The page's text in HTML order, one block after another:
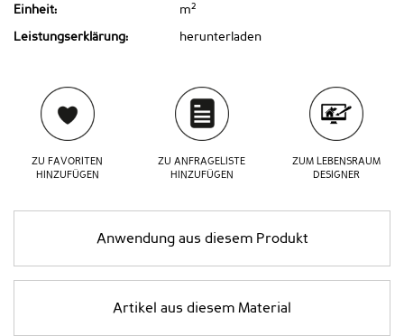
Einheit: m2
Leistungserklärung: herunterladen
ZU FAVORITEN
HINZUFÜGEN
ZU ANFRAGELISTE
HINZUFÜGEN
ZUM LEBENSRAUM
DESIGNER
Anwendung aus diesem Produkt
Artikel aus diesem Material